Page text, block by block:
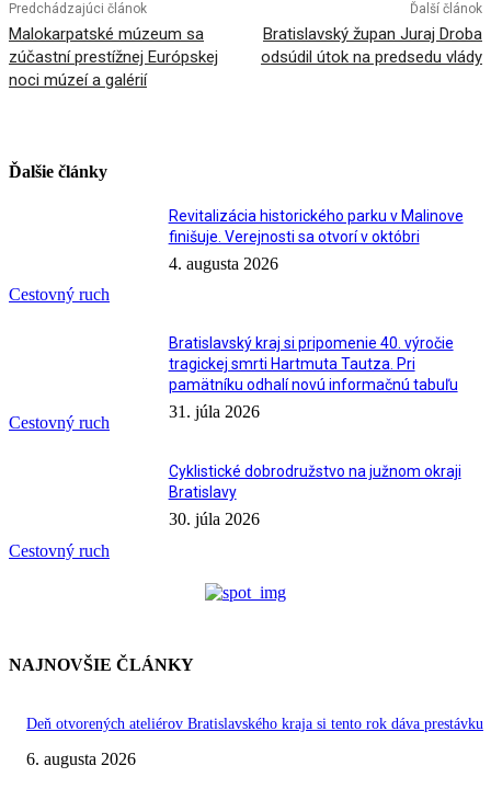
Predchádzajúci článok
Malokarpatské múzeum sa
zúčastní prestížnej Európskej
noci múzeí a galérií
Ďalší článok
Bratislavský župan Juraj Droba
odsúdil útok na predsedu vlády
Ďalšie články
Cestovný ruch
Revitalizácia historického parku v Malinove
finišuje. Verejnosti sa otvorí v októbri
4. augusta 2026
Cestovný ruch
Bratislavský kraj si pripomenie 40. výročie
tragickej smrti Hartmuta Tautza. Pri
pamätníku odhalí novú informačnú tabuľu
31. júla 2026
Cestovný ruch
Cyklistické dobrodružstvo na južnom okraji
Bratislavy
30. júla 2026
NAJNOVŠIE ČLÁNKY
Deň otvorených ateliérov Bratislavského kraja si tento rok dáva prestávku
6. augusta 2026